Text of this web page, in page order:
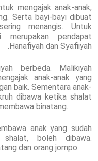
mengajak anak-anak,
Serta bayi-bayi dibuat
menangis. Untuk
pendapat
Hanafiyah dan Syafiiyah.
berbeda. Malikiyah
anak-anak yang
baik. Sementara anak-
dibawa ketika shalat
binatang.
anak yang sudah
boleh dibawa.
dan orang jompo.